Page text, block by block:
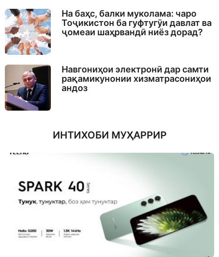
На баҳс, балки муколама: чаро
Тоҷикистон ба гуфтугӯи давлат ва
ҷомеаи шаҳрвандӣ ниёз дорад?
Навгониҳои электронӣ дар самти
рақамикунонии хизматрасониҳои
андоз
ИНТИХОБИ МУҲАРРИР